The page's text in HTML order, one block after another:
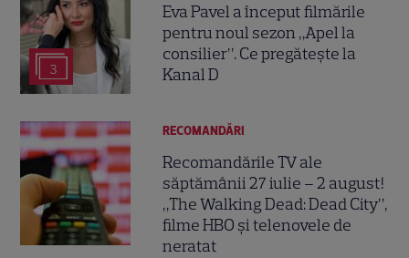
3
Eva Pavel a început filmările
pentru noul sezon „Apel la
consilier”. Ce pregătește la
Kanal D
RECOMANDĂRI
Recomandările TV ale
săptămânii 27 iulie – 2 august!
„The Walking Dead: Dead City”,
filme HBO și telenovele de
neratat